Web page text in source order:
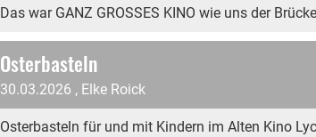
Das war GANZ GROSSES KINO wie uns der
Osterbasteln
30.03.2026 , Elke Roick
Osterbasteln für und mit Kindern im Alten Kino